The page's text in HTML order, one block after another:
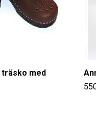
träsko med